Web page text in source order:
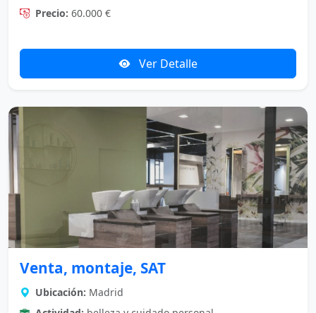
Precio: 60.000 €
Ver Detalle
Venta, montaje, SAT
Ubicación: Madrid